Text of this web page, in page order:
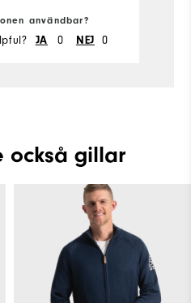
användbar?
JA 0 NEJ 0
också gillar